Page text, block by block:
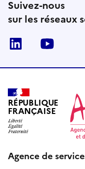
Suivez-nous
sur les réseaux
LinkedIn
RÉPUBLIQUE
FRANÇAISE
Agence de